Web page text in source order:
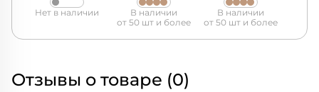
Нет в наличии
В наличии
от 50 шт и более
В наличии
от 50 шт и более
Отзывы о товаре (0)